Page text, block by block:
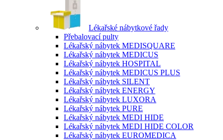
Lékařské nábytkové řady
Přebalovací pulty
Lékařský nábytek MEDISQUARE
Lékařský nábytek MEDICUS
Lékařský nábytek HOSPITAL
Lékařský nábytek MEDICUS PLUS
Lékařský nábytek SILENT
Lékařský nábytek ENERGY
Lékařský nábytek LUXORA
Lékařský nábytek PURE
Lékařský nábytek MEDI HIDE
Lékařský nábytek MEDI HIDE COLOR
Lékařský nábytek EUROMEDICA